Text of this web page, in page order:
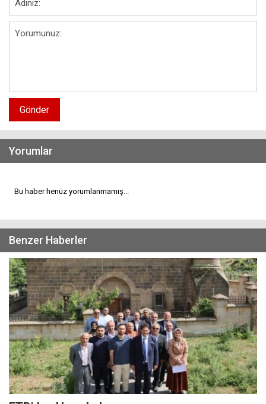
Gönder
Yorumlar
Bu haber henüz yorumlanmamış...
Benzer Haberler